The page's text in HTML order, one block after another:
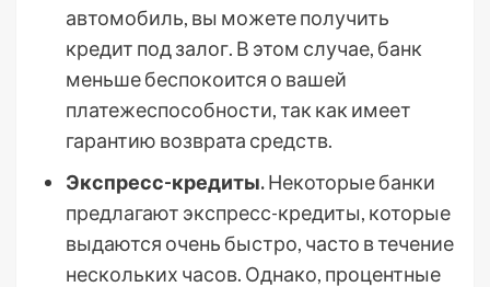
автомобиль, вы можете получить
кредит под залог. В этом случае, банк
меньше беспокоится о вашей
платежеспособности, так как имеет
гарантию возврата средств.
Экспресс-кредиты.Некоторые банки
предлагают экспресс-кредиты, которые
выдаются очень быстро, часто в течение
нескольких часов. Однако, процентные